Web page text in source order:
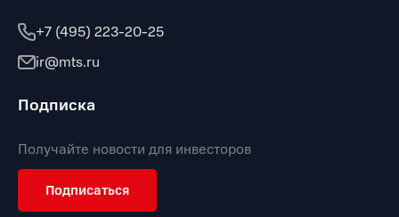
+7 (495) 223-20-25
ir@mts.ru
Подписка
Получайте новости для инвесторов
Подписаться